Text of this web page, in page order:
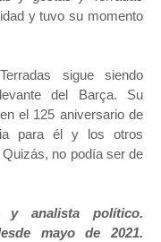
y tuvo su momento
sigue siendo
del Barça. Su
el 125 aniversario de
para él y los otros
no podía ser de
y analista político.
mayo de 2021.